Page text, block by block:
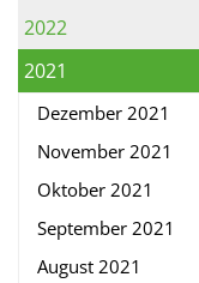
2022
2021
Dezember 2021
November 2021
Oktober 2021
September 2021
August 2021